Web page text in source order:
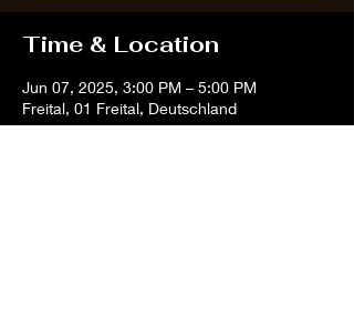
Time & Location
Jun 07, 2025, 3:00 PM – 5:00 PM
Freital, 01 Freital, Deutschland